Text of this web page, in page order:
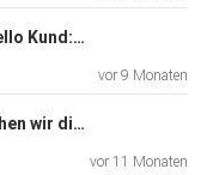
Katrin Brücken, wie bezieht Yello Kund:innen in die Produktentwicklung ein?
vor 9 Monaten
Markus Beckedahl, wie erreichen wir digitale Unabhängigkeit?
vor 11 Monaten